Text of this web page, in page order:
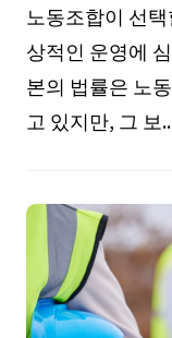
노동조합이 선
상적인 운영에
본의 법률은 노
고 있지만, 그 보